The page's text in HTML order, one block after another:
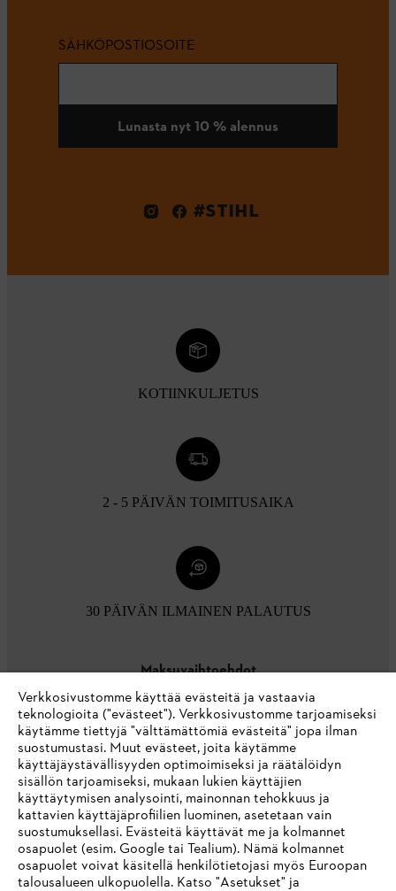
SÄHKÖPOSTIOSOITE
Lunasta nyt 10 % alennus
#STIHL
KOTIINKULJETUS
2 - 5 PÄIVÄN TOIMITUSAIKA
30 PÄIVÄN ILMAINEN PALAUTUS
Maksuvaihtoehdot
Yritys
STIHL FAQ
Verkkosivustomme käyttää evästeitä ja vastaavia
teknologioita ("evästeet"). Verkkosivustomme tarjoamiseksi
käytämme tiettyjä "välttämättömiä evästeitä" jopa ilman
suostumustasi. Muut evästeet, joita käytämme
käyttäjäystävällisyyden optimoimiseksi ja räätälöidyn
sisällön tarjoamiseksi, mukaan lukien käyttäjien
käyttäytymisen analysointi, mainonnan tehokkuus ja
kattavien käyttäjäprofiilien luominen, asetetaan vain
suostumuksellasi. Evästeitä käyttävät me ja kolmannet
osapuolet (esim. Google tai Tealium). Nämä kolmannet
osapuolet voivat käsitellä henkilötietojasi myös Euroopan
talousalueen ulkopuolella. Katso "Asetukset" ja